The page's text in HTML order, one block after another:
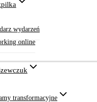
wydarzeń
online
transformacyjne